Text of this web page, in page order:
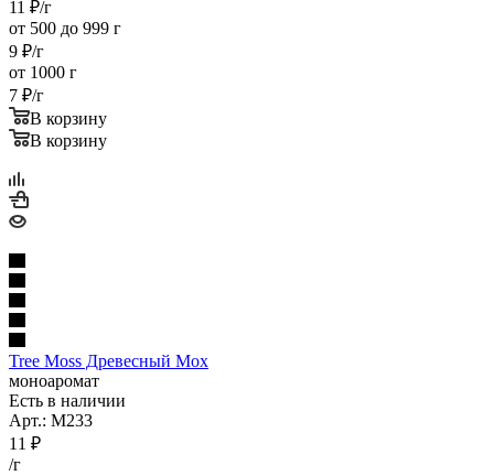
11 ₽/г
от 500 до 999 г
9 ₽/г
от 1000 г
7 ₽/г
В корзину
В корзину
Tree Moss Древесный Мох
моноаромат
Есть в наличии
Арт.: M233
11 ₽
/г